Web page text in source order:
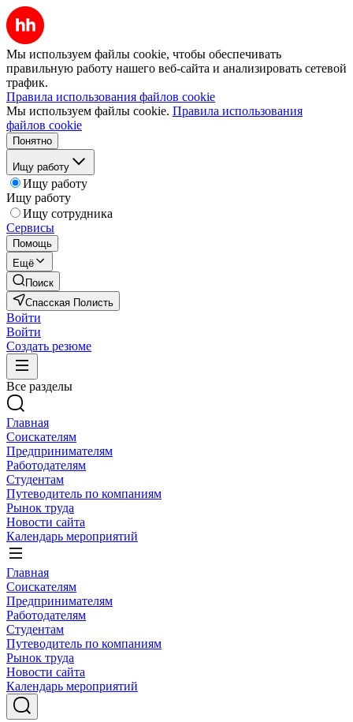
Мы используем файлы cookie, чтобы обеспечивать
правильную работу нашего веб-сайта и анализировать сетевой
трафик.
Правила использования файлов cookie
Мы используем файлы cookie. Правила использования
файлов cookie
Понятно
Ищу работу
Ищу работу
Ищу работу
Ищу сотрудника
Сервисы
Помощь
Ещё
Поиск
Спасская Полисть
Войти
Войти
Создать резюме
Все разделы
Главная
Соискателям
Предпринимателям
Работодателям
Студентам
Путеводитель по компаниям
Рынок труда
Новости сайта
Календарь мероприятий
Главная
Соискателям
Предпринимателям
Работодателям
Студентам
Путеводитель по компаниям
Рынок труда
Новости сайта
Календарь мероприятий